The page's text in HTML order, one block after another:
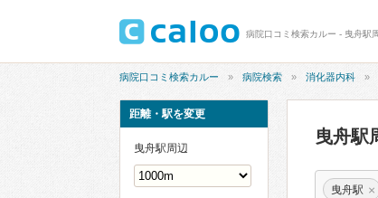
病院口コミ検索カルー - 曳舟駅
病院口コミ検索カルー 病院検索 消化器内科
曳舟駅
曳舟駅 ×
距離・駅を変更
曳舟駅周辺